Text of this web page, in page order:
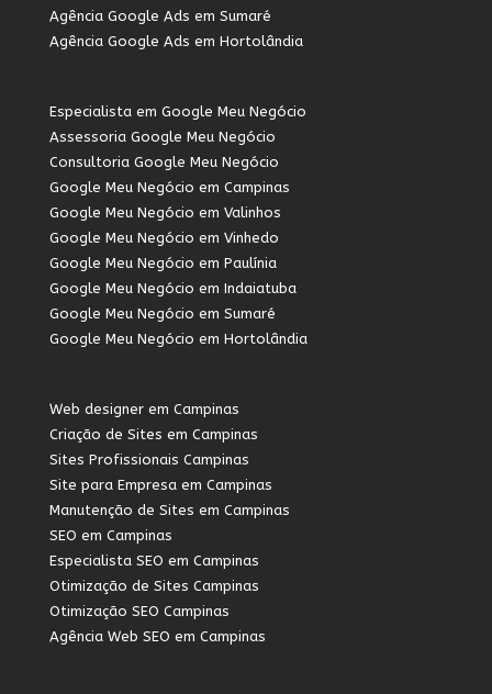
Agência Google Ads em Sumaré
Agência Google Ads em Hortolândia
Especialista em Google Meu Negócio
Assessoria Google Meu Negócio
Consultoria Google Meu Negócio
Google Meu Negócio em Campinas
Google Meu Negócio em Valinhos
Google Meu Negócio em Vinhedo
Google Meu Negócio em Paulínia
Google Meu Negócio em Indaiatuba
Google Meu Negócio em Sumaré
Google Meu Negócio em Hortolândia
Web designer em Campinas
Criação de Sites em Campinas
Sites Profissionais Campinas
Site para Empresa em Campinas
Manutenção de Sites em Campinas
SEO em Campinas
Especialista SEO em Campinas
Otimização de Sites Campinas
Otimização SEO Campinas
Agência Web SEO em Campinas